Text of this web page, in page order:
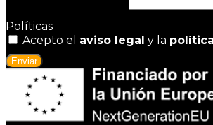
Políticas
Acepto el aviso legal y la
Enviar